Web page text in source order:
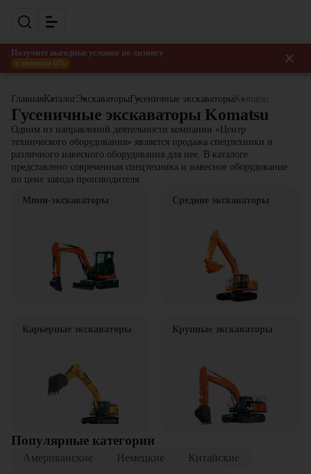
Получите выгодные условия по лизингу
с авансом 0%
Главная КаталогЭкскаваторы Гусеничные экскаваторы Komatsu
Гусеничные экскаваторы Komatsu
Одним из направлений деятельности компании «Центр
технического оборудования» является продажа спецтехники и
различного навесного оборудования для нее. В каталоге
представлено современная спецтехника и навесное оборудование
по цене завода производителя.
Мини-экскаваторы
Средние экскаваторы
Карьерные экскаваторы Крупные экскаваторы
Популярные категории
Американские Немецкие
Китайские